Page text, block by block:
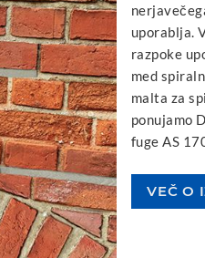
uporablja.
razpoke
med
malta za
ponujamo
fuge AS
VEČ O